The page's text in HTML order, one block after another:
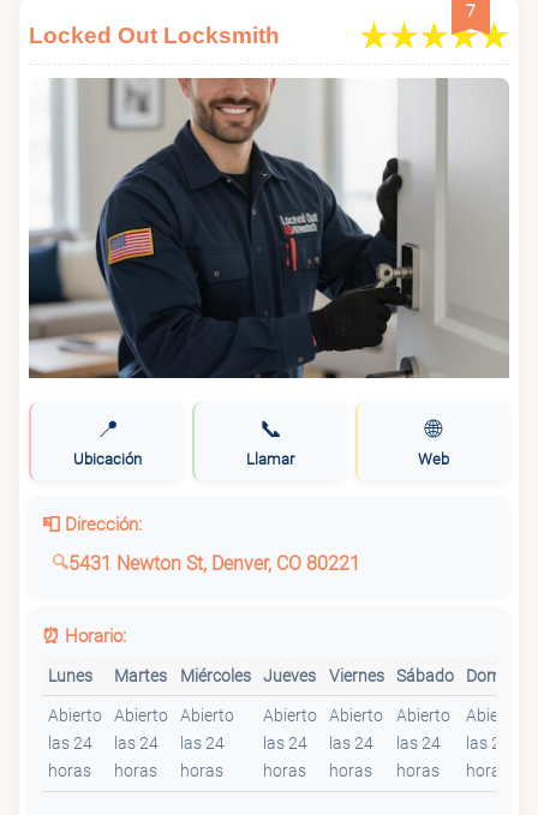
7
Locked Out Locksmith
📍
Ubicación
📞
Llamar
🌐
Web
📮 Dirección:
5431 Newton St, Denver, CO 80221
⏰ Horario:
Lunes Martes Miércoles Jueves Viernes Sábado Domingo
Abierto
las 24
horas
Abierto
las 24
horas
Abierto
las 24
horas
Abierto
las 24
horas
Abierto
las 24
horas
Abierto
las 24
horas
Abierto
las 24
horas